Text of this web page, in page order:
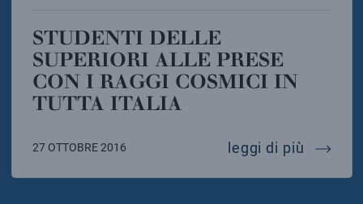
STUDENTI DELLE
SUPERIORI ALLE PRESE
CON I RAGGI COSMICI IN
TUTTA ITALIA
27 OTTOBRE 2016 leggi di più